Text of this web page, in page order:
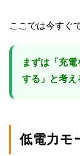
ここでは今すぐ
まずは「充
する」と考え
低電力モ